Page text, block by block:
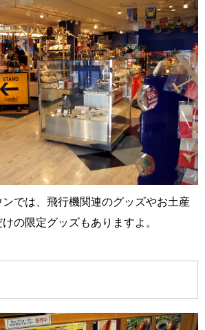
では、飛行機関連のグッズやお土産
の限定グッズもありますよ。